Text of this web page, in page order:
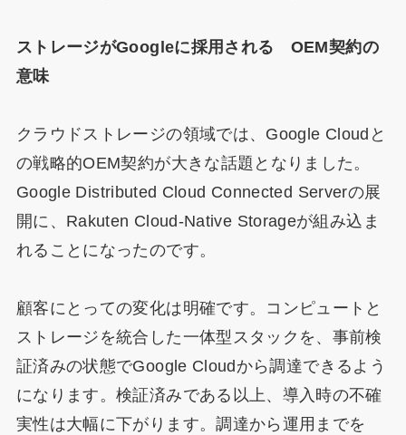
ストレージがGoogleに採用される OEM契約の
意味
クラウドストレージの領域では、Google Cloudと
の戦略的OEM契約が大きな話題となりました。
Google Distributed Cloud Connected Serverの展
開に、Rakuten Cloud-Native Storageが組み込ま
れることになったのです。
顧客にとっての変化は明確です。コンピュートと
ストレージを統合した一体型スタックを、事前検
証済みの状態でGoogle Cloudから調達できるよう
になります。検証済みである以上、導入時の不確
実性は大幅に下がります。調達から運用までを